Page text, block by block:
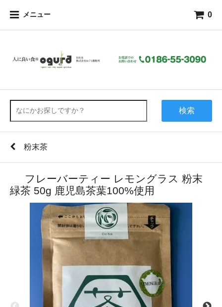
メニュー 0
検索
粉末茶
フレーバーティー レモングラス 粉末
緑茶 50g 鹿児島茶葉100%使用